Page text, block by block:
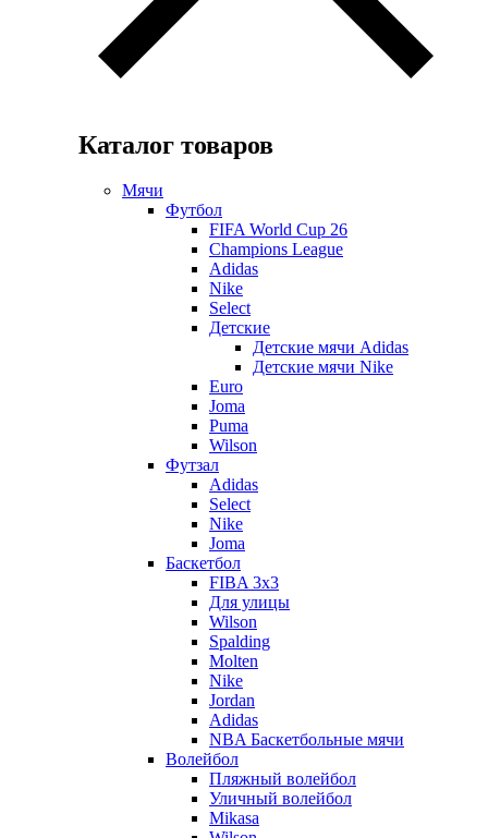
Каталог товаров
Мячи
Футбол
FIFA World Cup 26
Champions League
Adidas
Nike
Select
Детские
Детские мячи Adidas
Детские мячи Nike
Euro
Joma
Puma
Wilson
Футзал
Adidas
Select
Nike
Joma
Баскетбол
FIBA 3x3
Для улицы
Wilson
Spalding
Molten
Nike
Jordan
Adidas
NBA Баскетбольные мячи
Волейбол
Пляжный волейбол
Уличный волейбол
Mikasa